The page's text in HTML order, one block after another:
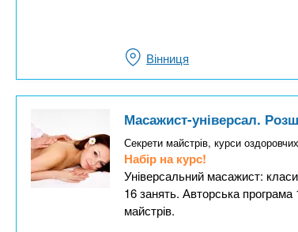
Вінниця
Масажист-універсал.
Секрети майстрів, курси
Набір на курс!
Універсальний масажист:
16 занять. Авторська
майстрів.